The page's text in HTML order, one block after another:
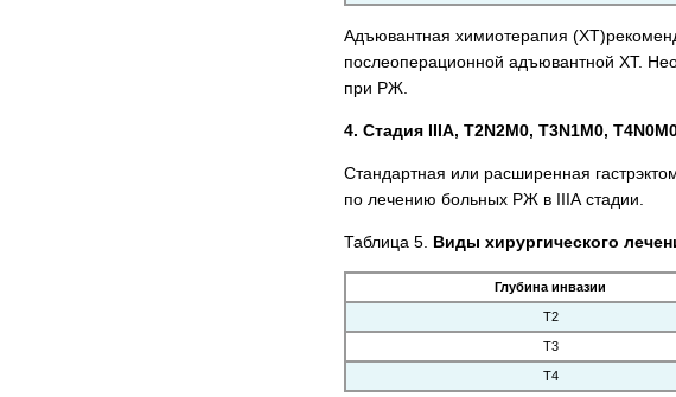
Адъювантная химиотерапия
послеоперационной адъювантной ХТ.
при РЖ.
4. Стадия IIIА, T2N2M0, T3N1M0,
Стандартная или расширенная
по лечению больных РЖ в IIIА стадии.
Таблица 5. Виды хирургического
Глубина инвазии
Т2
Т3
Т4